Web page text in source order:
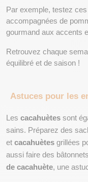
Par exemple, testez ces
accompagnées de
gourmand aux accents
Retrouvez chaque
équilibré et de saison !
Astuces pour les
Les cacahuètes sont
sains. Préparez des
et cacahuètes grillées
aussi faire des
de cacahuète, une